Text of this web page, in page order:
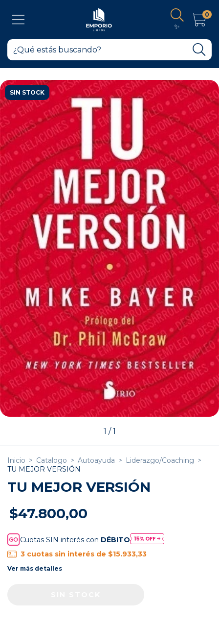
✨
0
SIN STOCK
1 /1
Inicio > Catalogo > Autoayuda > Liderazgo/Coaching >
TU MEJOR VERSIÓN
TU MEJOR VERSIÓN
$47.800,00
Cuotas SIN interés con DÉBITO
3 cuotas sin interés de $15.933,33
Ver más detalles